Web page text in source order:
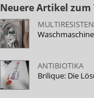
Neuere Artikel zum
ANTIBIOTIKA
Brilique: Die